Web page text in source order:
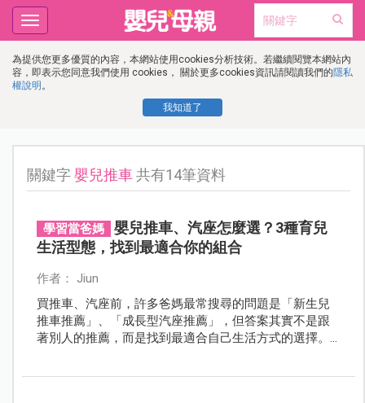
為提供您更多優質的內容，本網站使用cookies分析技術。若繼續閱覽本網站內
容，即表示您同意我們使用 cookies， 關於更多cookies資訊請閱讀我們的隱私
權說明 。
我知道了
Toggle
navigation
關鍵字嬰兒推車共有14筆資料
學習當爸媽
嬰兒推車、汽座怎麼選？3種育兒
生活型態，找到最適合你的組合
作者： Jiun
買推車、汽座前，許多爸媽最常搜尋的問題是「新生兒
推車推薦」、「成長型汽座推薦」，但答案其實不是跟
著別人的推薦，而是找到最適合自己生活方式的選擇。